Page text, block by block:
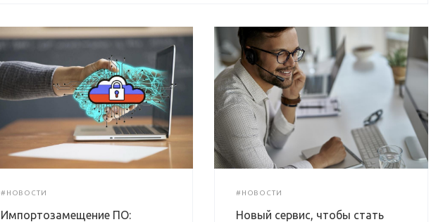
#НОВОСТИ
Импортозамещение ПО:
#НОВОСТИ
Новый сервис, чтобы стать